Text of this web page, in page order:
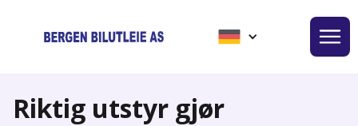
Riktig utstyr gjør